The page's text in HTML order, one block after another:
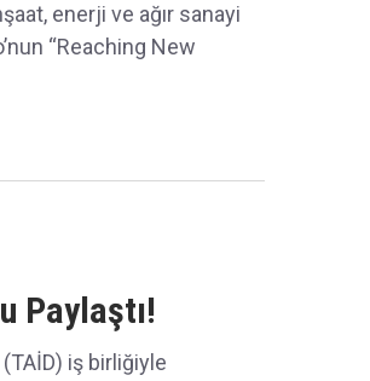
enerji ve ağır sanayi
“Reaching New
Paylaştı!
iş birliğiyle